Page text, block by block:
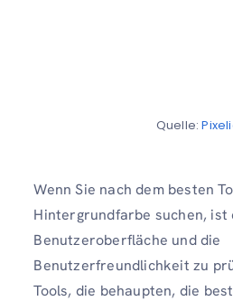
Quelle:
Wenn Sie nach dem besten
Hintergrundfarbe suchen, ist
Benutzeroberfläche und die
Benutzerfreundlichkeit zu
Tools, die behaupten, die